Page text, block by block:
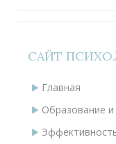
САЙТ
Главная
Образование